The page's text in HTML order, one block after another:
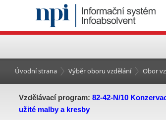
Úvodní strana Výběr oboru vzdělání Obor
Vzdělávací program: 82-42-N/10
užité malby a kresby